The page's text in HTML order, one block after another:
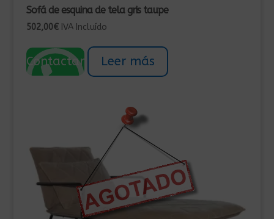
Sofá de esquina de tela gris taupe
502,00€ IVA Incluído
Contactar Leer más